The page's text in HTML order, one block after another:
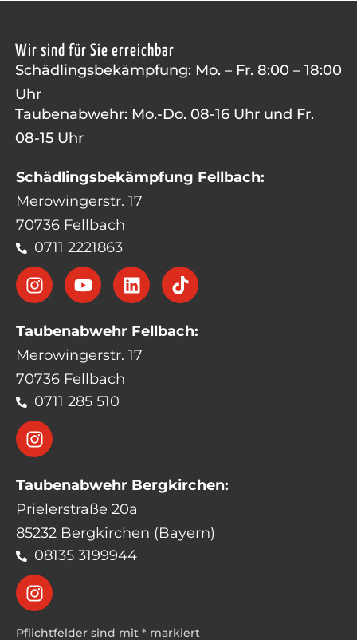
Wir sind für Sie erreichbar
Schädlingsbekämpfung: Mo. – Fr. 8:00 – 18:00
Uhr
Taubenabwehr: Mo.-Do. 08-16 Uhr und Fr.
08-15 Uhr
Schädlingsbekämpfung Fellbach:
Merowingerstr. 17
70736 Fellbach
0711 2221863
Taubenabwehr Fellbach:
Merowingerstr. 17
70736 Fellbach
0711 285 510
Taubenabwehr Bergkirchen:
Prielerstraße 20a
85232 Bergkirchen (Bayern)
08135 3199944
Pflichtfelder sind mit * markiert